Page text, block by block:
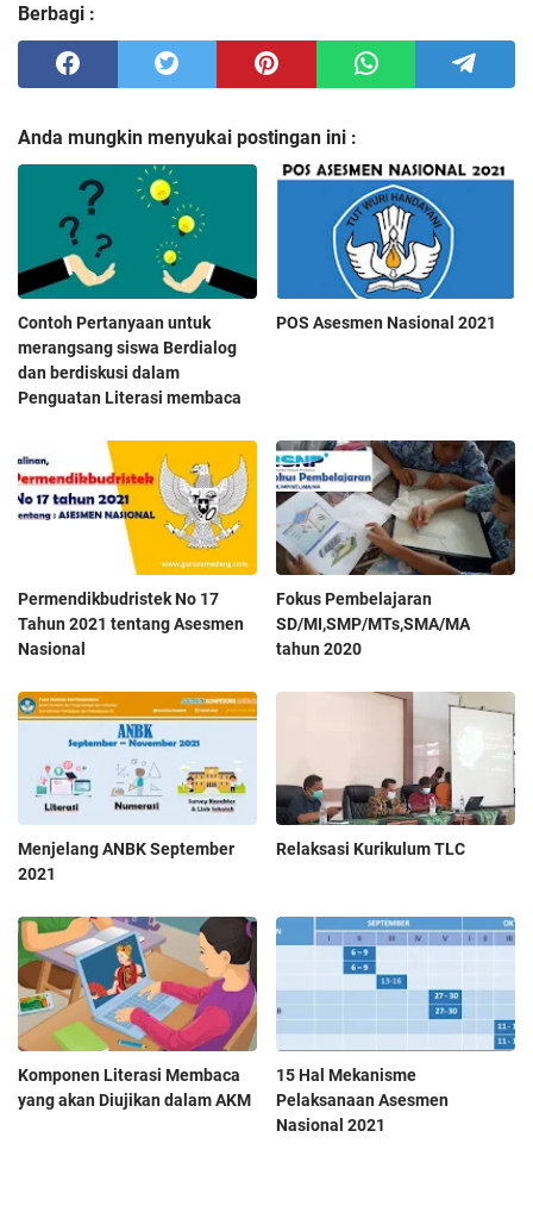
Berbagi :
Anda mungkin menyukai postingan ini :
Contoh Pertanyaan untuk
merangsang siswa Berdialog
dan berdiskusi dalam
Penguatan Literasi membaca
POS Asesmen Nasional 2021
Permendikbudristek No 17
Tahun 2021 tentang Asesmen
Nasional
Fokus Pembelajaran
SD/MI,SMP/MTs,SMA/MA
tahun 2020
Menjelang ANBK September
2021
Relaksasi Kurikulum TLC
Komponen Literasi Membaca
yang akan Diujikan dalam AKM
15 Hal Mekanisme
Pelaksanaan Asesmen
Nasional 2021